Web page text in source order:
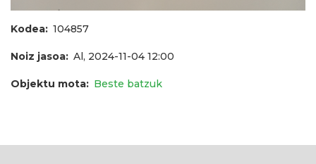
Kodea 104857
Noiz jasoa Al, 2024-11-04 12:00
Objektu mota Beste batzuk